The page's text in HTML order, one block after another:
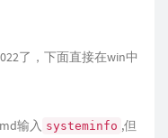
了，下面直接在win中
输入 systeminfo ,但